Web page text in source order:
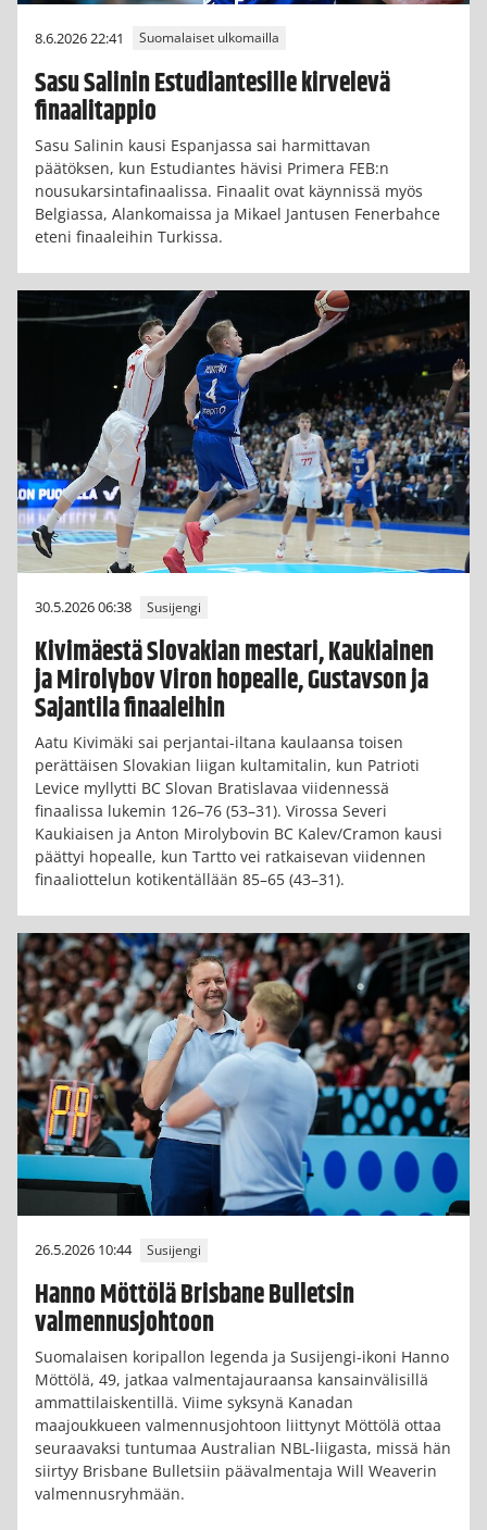
8.6.2026 22:41 Suomalaiset ulkomailla
Sasu Salinin Estudiantesille kirvelevä
finaalitappio
Sasu Salinin kausi Espanjassa sai harmittavan
päätöksen, kun Estudiantes hävisi Primera FEB:n
nousukarsintafinaalissa. Finaalit ovat käynnissä myös
Belgiassa, Alankomaissa ja Mikael Jantusen Fenerbahce
eteni finaaleihin Turkissa.
30.5.2026 06:38 Susijengi
Kivimäestä Slovakian mestari, Kaukiainen
ja Mirolybov Viron hopealle, Gustavson ja
Sajantila finaaleihin
Aatu Kivimäki sai perjantai-iltana kaulaansa toisen
perättäisen Slovakian liigan kultamitalin, kun Patrioti
Levice myllytti BC Slovan Bratislavaa viidennessä
finaalissa lukemin 126–76 (53–31). Virossa Severi
Kaukiaisen ja Anton Mirolybovin BC Kalev/Cramon kausi
päättyi hopealle, kun Tartto vei ratkaisevan viidennen
finaaliottelun kotikentällään 85–65 (43–31).
26.5.2026 10:44 Susijengi
Hanno Möttölä Brisbane Bulletsin
valmennusjohtoon
Suomalaisen koripallon legenda ja Susijengi-ikoni Hanno
Möttölä, 49, jatkaa valmentajauraansa kansainvälisillä
ammattilaiskentillä. Viime syksynä Kanadan
maajoukkueen valmennusjohtoon liittynyt Möttölä ottaa
seuraavaksi tuntumaa Australian NBL-liigasta, missä hän
siirtyy Brisbane Bulletsiin päävalmentaja Will Weaverin
valmennusryhmään.